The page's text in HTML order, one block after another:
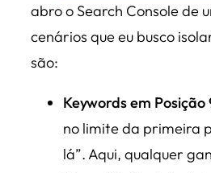
abro o Search Console de
cenários que eu busco
são:
Keywords em Posição
no limite da primeira
lá”. Aqui, qualquer